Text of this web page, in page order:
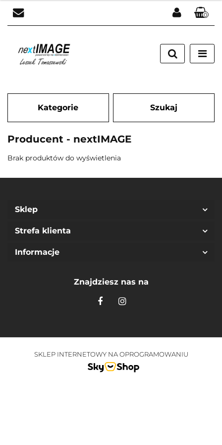
Załóż konto
0
Kategorie Szukaj
Producent - nextIMAGE
Brak produktów do wyświetlenia
Sklep
Strefa klienta
Informacje
Znajdziesz nas na
SKLEP INTERNETOWY NA OPROGRAMOWANIU